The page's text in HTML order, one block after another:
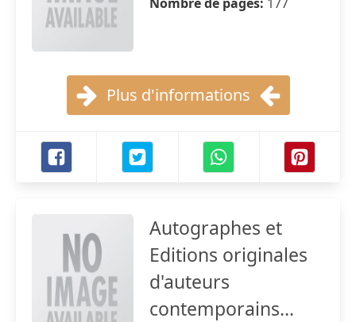
Plus d'informations
Autographes et
Editions originales
d'auteurs
contemporains...